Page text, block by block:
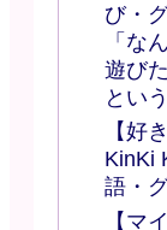
び・
「な
遊び
とい
【好
KinKi
語・
【マ